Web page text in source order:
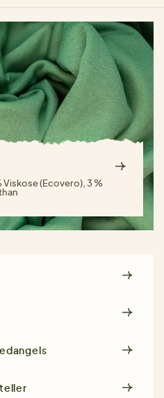
Viskose (Ecovero), 3 %